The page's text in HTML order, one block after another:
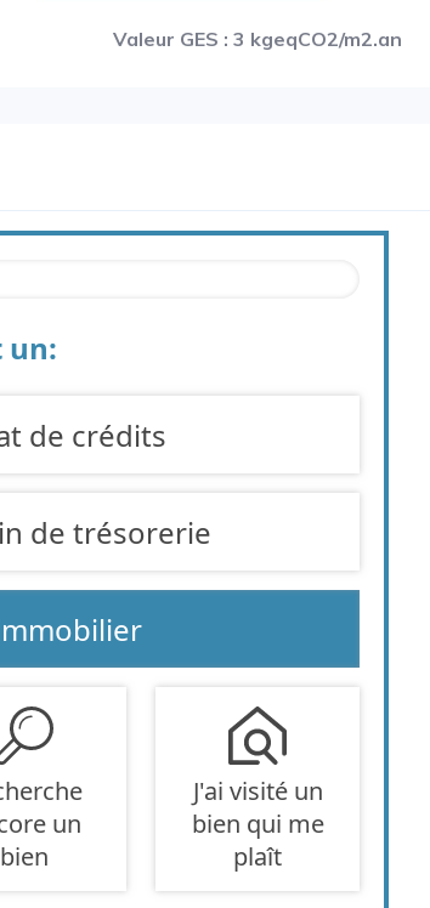
Valeur GES : 3 kgeqCO2/m2.an